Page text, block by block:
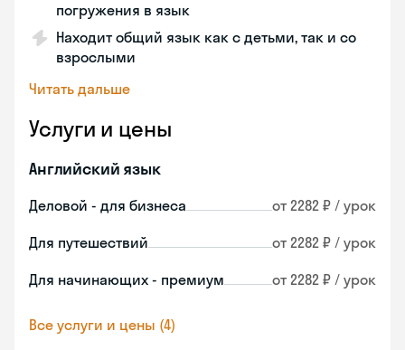
погружения в язык
Находит общий язык как с детьми, так и со
взрослыми
Читать дальше
Услуги и цены
Английский язык
Деловой - для бизнеса от 2282 ₽ / урок
Для путешествий от 2282 ₽ / урок
Для начинающих - премиум от 2282 ₽ / урок
Все услуги и цены (4)